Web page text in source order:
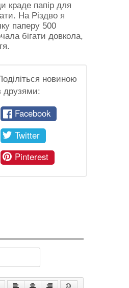
краде папір для
На Різдво я
паперу 500
бігати довкола,
новиною
друзями:
Facebook
Twitter
Pinterest